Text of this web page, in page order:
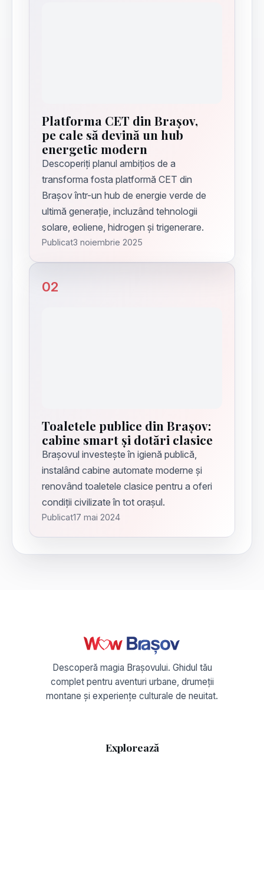
Platforma CET din Brașov,
pe cale să devină un hub
energetic modern
Descoperiți planul ambițios de a
transforma fosta platformă CET din
Brașov într-un hub de energie verde de
ultimă generație, incluzând tehnologii
solare, eoliene, hidrogen și trigenerare.
Publicat3 noiembrie 2025
02
Toaletele publice din Brașov:
cabine smart și dotări clasice
Brașovul investește în igienă publică,
instalând cabine automate moderne și
renovând toaletele clasice pentru a oferi
condiții civilizate în tot orașul.
Publicat17 mai 2024
Descoperă magia Brașovului. Ghidul tău
complet pentru aventuri urbane, drumeții
montane și experiențe culturale de neuitat.
Explorează